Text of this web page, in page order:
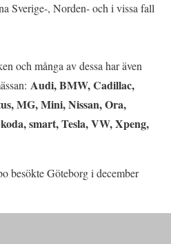
Sverige-, Norden- och i vissa fall
och många av dessa har även
Audi, BMW, Cadillac,
MG, Mini, Nissan, Ora,
smart, Tesla, VW, Xpeng,
besökte Göteborg i december